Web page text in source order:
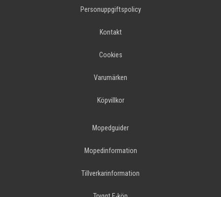
Personuppgiftspolicy
Kontakt
Cookies
Varumärken
Köpvillkor
Mopedguider
Mopedinformation
Tillverkarinformation